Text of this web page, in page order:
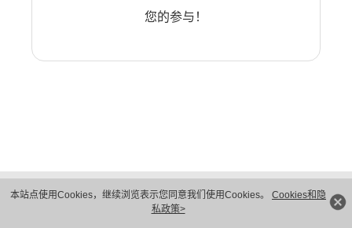
本站点使用Cookies，继续浏览表示您同意我们使用Cookies。 Cookies和隐
私政策>
您的参与！
隐私保护
法律声明